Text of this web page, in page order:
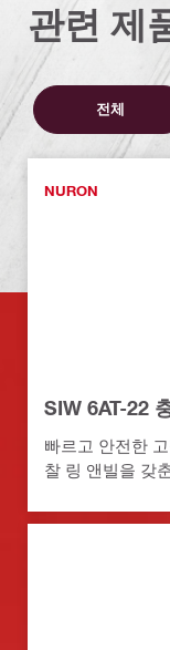
관련 제
전체
NURON
SIW 6AT-22
빠르고 안전한
찰 링 앤빌을 갖